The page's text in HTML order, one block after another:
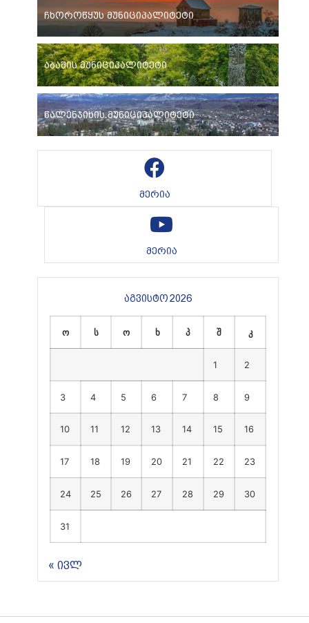
ჩხოროწყუს მუნიციპალიტეტი
აბაშის მუნიციპალიტეტი
წალენჯიხის მუნიციპალიტეტი
მერია
მერია
აგვისტო 2026
ო ს ო ხ პ შ კ
1 2
3 4 5 6 7 8 9
10 11 12 13 14 15 16
17 18 19 20 21 22 23
24 25 26 27 28 29 30
31
« ივლ